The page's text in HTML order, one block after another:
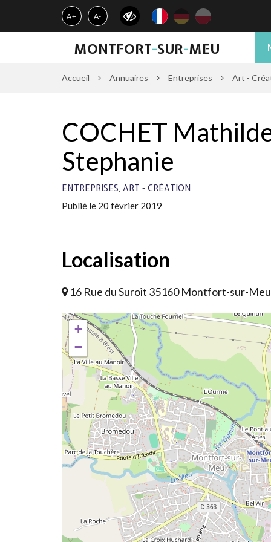
Gestion des traceurs
A+ A-
MONTFORT-SUR-MEU
Accueil Annuaires Entreprises Art -
COCHET
Stephanie
ENTREPRISES, ART - CRÉATION
Publié le 20 février 2019
Localisation
16 Rue du Suroit 35160 Montfort-sur-Meu
+
−